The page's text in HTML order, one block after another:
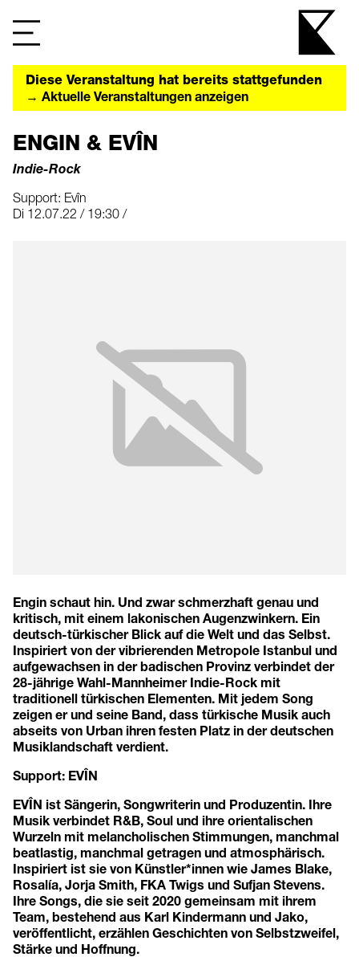
Diese Veranstaltung hat bereits stattgefunden
→ Aktuelle Veranstaltungen anzeigen
ENGIN & EVÎN
Indie-Rock
Support: Evîn
Di 12.07.22 / 19:30 /
Engin schaut hin. Und zwar schmerzhaft genau und
kritisch, mit einem lakonischen Augenzwinkern. Ein
deutsch-türkischer Blick auf die Welt und das Selbst.
Inspiriert von der vibrierenden Metropole Istanbul und
aufgewachsen in der badischen Provinz verbindet der
28-jährige Wahl-Mannheimer Indie-Rock mit
traditionell türkischen Elementen. Mit jedem Song
zeigen er und seine Band, dass türkische Musik auch
abseits von Urban ihren festen Platz in der deutschen
Musiklandschaft verdient.
Support: EVÎN
EVÎN ist Sängerin, Songwriterin und Produzentin. Ihre
Musik verbindet R&B, Soul und ihre orientalischen
Wurzeln mit melancholischen Stimmungen, manchmal
beatlastig, manchmal getragen und atmosphärisch.
Inspiriert ist sie von Künstler*innen wie James Blake,
Rosalía, Jorja Smith, FKA Twigs und Sufjan Stevens.
Ihre Songs, die sie seit 2020 gemeinsam mit ihrem
Team, bestehend aus Karl Kindermann und Jako,
veröffentlicht, erzählen Geschichten von Selbstzweifel,
Stärke und Hoffnung.